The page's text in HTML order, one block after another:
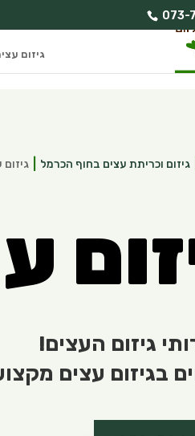
073-
גיזום
גיזום וכריתת עצים בחוף הכרמל
גיזום העצים!
בגיזום עצים